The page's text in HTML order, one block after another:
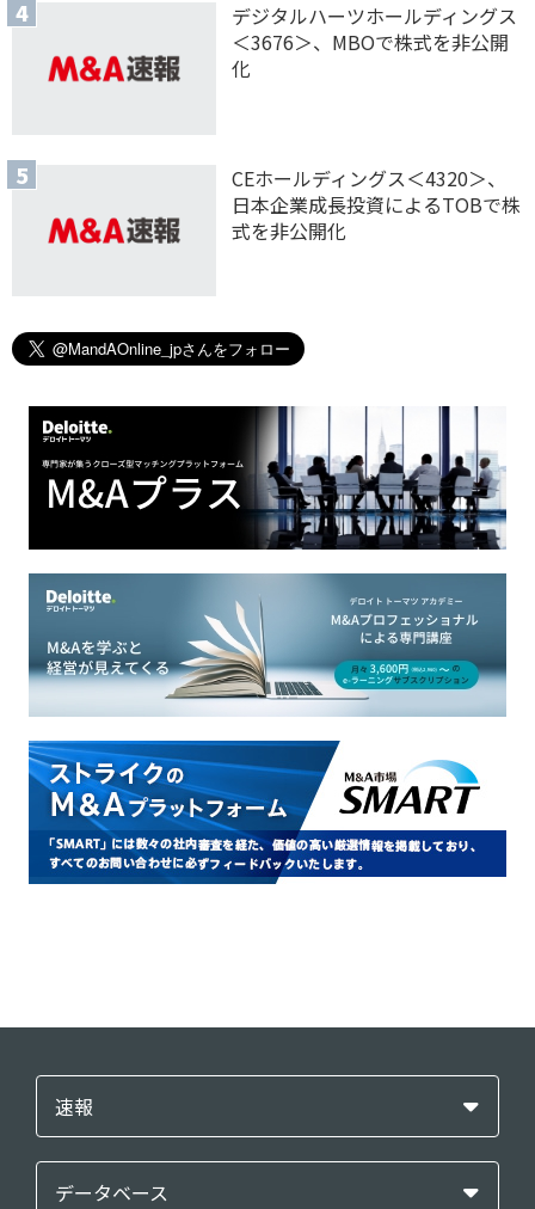
デジタルハーツホールディングス
＜3676＞、MBOで株式を非公開
化
CEホールディングス＜4320＞、
日本企業成長投資によるTOBで株
式を非公開化
速報
データベース